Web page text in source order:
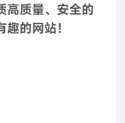
高质量、安全的
的网站！